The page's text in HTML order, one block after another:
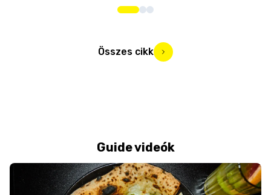
Összes cikk
Guide videók